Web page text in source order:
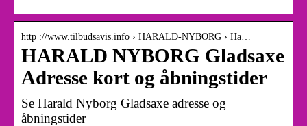
http ://www.tilbudsavis.info › HARALD-NYBORG › Ha…
HARALD NYBORG Gladsaxe
Adresse kort og åbningstider
Se Harald Nyborg Gladsaxe adresse og
åbningstider